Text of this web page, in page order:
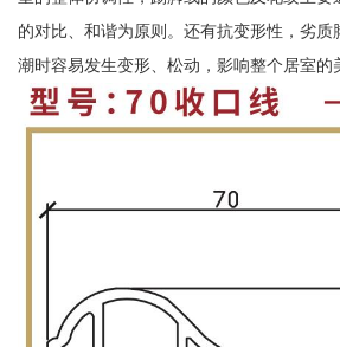
的对比、和谐为原则。还有抗变形性，劣质
潮时容易发生变形、松动，影响整个居室的